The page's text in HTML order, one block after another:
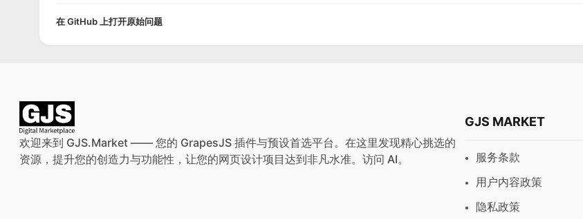
在 GitHub 上打开原始问题
欢迎来到 GJS.Market —— 您的 GrapesJS 插件与预设首选平台。在这里发现精心挑选的
资源，提升您的创造力与功能性，让您的网页设计项目达到非凡水准。访问 AI。
GJS MARKET
服务条款
用户内容政策
隐私政策